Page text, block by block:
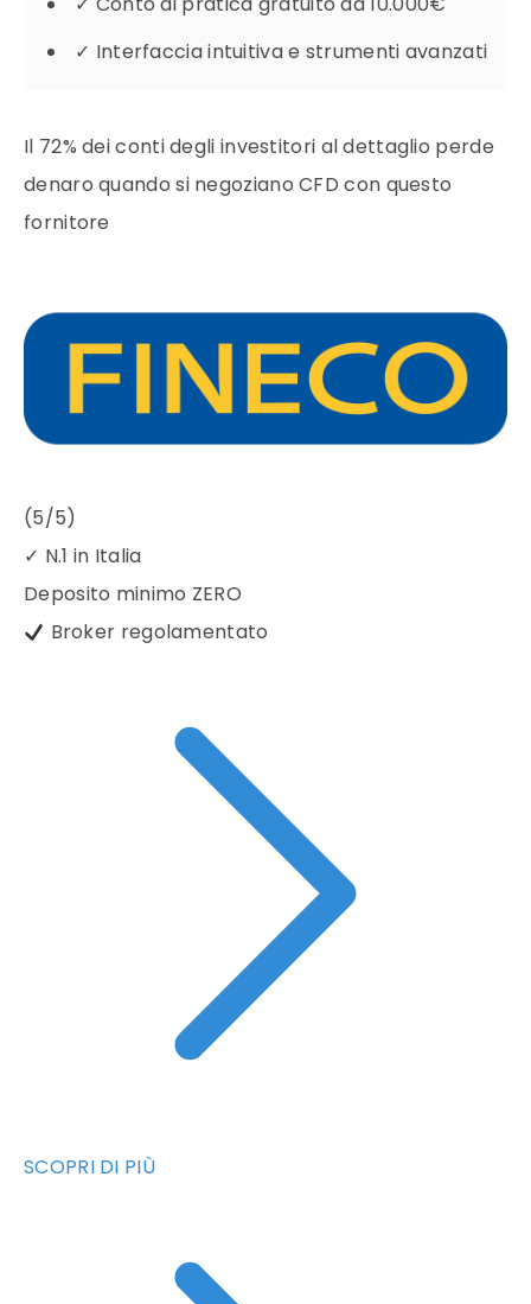
✓ Interfaccia intuitiva e strumenti avanzati
Il 72% dei conti degli investitori al dettaglio perde
denaro quando si negoziano CFD con questo
fornitore
(5/5)
✓ N.1 in Italia
Deposito minimo ZERO
Broker regolamentato
SCOPRI DI PIÙ